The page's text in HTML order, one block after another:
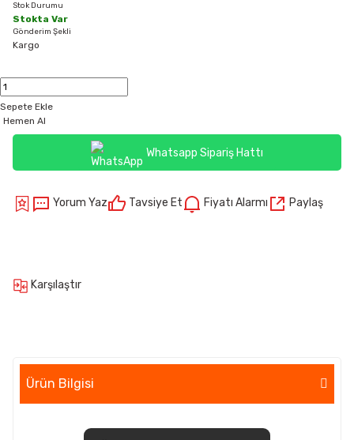
Stok Durumu
Stokta Var
Gönderim Şekli
Kargo
Sepete Ekle
Hemen Al
Whatsapp Sipariş Hattı
Yorum Yaz Tavsiye Et Fiyatı Alarmı Paylaş
Karşılaştır
Ürün Bilgisi